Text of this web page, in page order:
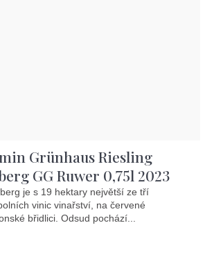
Grünhaus Riesling
GG Ruwer 0,75l 2023
je s 19 hektary největší ze tří
vinic vinařství, na červené
břidlici. Odsud pochází...